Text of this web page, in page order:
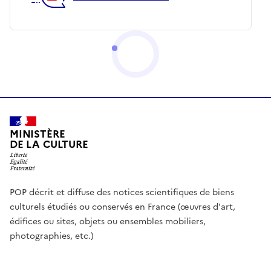
MINISTÈRE
DE LA CULTURE
POP décrit et diffuse des notices scientifiques de biens
culturels étudiés ou conservés en France (œuvres d'art,
édifices ou sites, objets ou ensembles mobiliers,
photographies, etc.)